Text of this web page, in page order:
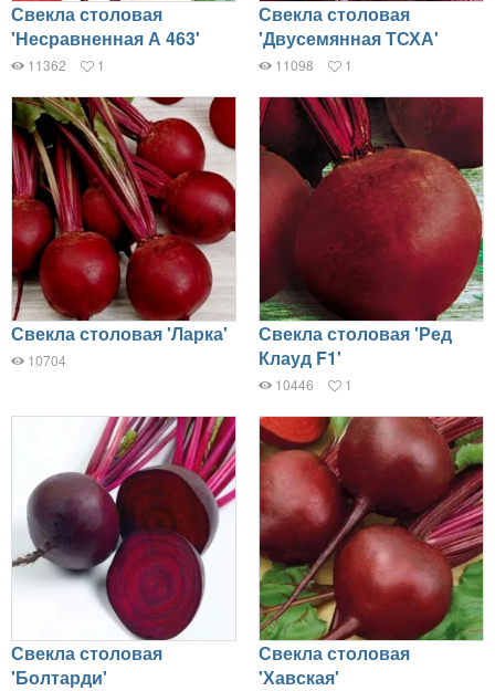
Свекла столовая
'Несравненная А 463'
11362 1
Свекла столовая
'Двусемянная ТСХА'
11098 1
Свекла столовая 'Ларка'
10704
Свекла столовая 'Ред
Клауд F1'
10446 1
Свекла столовая
'Болтарди'
Свекла столовая
'Хавская'